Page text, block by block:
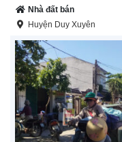
Nhà đất bán
Huyện Duy Xuyên